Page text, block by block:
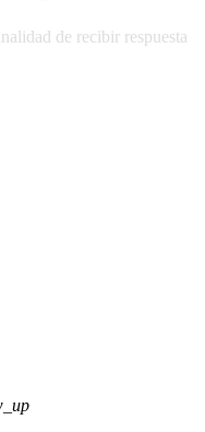
de recibir respuesta